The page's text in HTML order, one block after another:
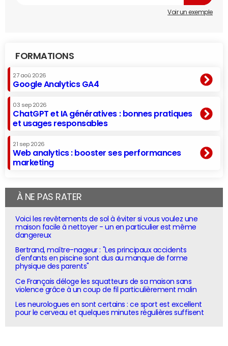
Voir un exemple
FORMATIONS
27 aoû 2026
Google Analytics GA4
03 sep 2026
ChatGPT et IA génératives : bonnes pratiques
et usages responsables
21 sep 2026
Web analytics : booster ses performances
marketing
À NE PAS RATER
Voici les revêtements de sol à éviter si vous voulez une
maison facile à nettoyer - un en particulier est même
dangereux
Bertrand, maître-nageur : "Les principaux accidents
d'enfants en piscine sont dus au manque de forme
physique des parents"
Ce Français déloge les squatteurs de sa maison sans
violence grâce à un coup de fil particulièrement malin
Les neurologues en sont certains : ce sport est excellent
pour le cerveau et quelques minutes régulières suffisent